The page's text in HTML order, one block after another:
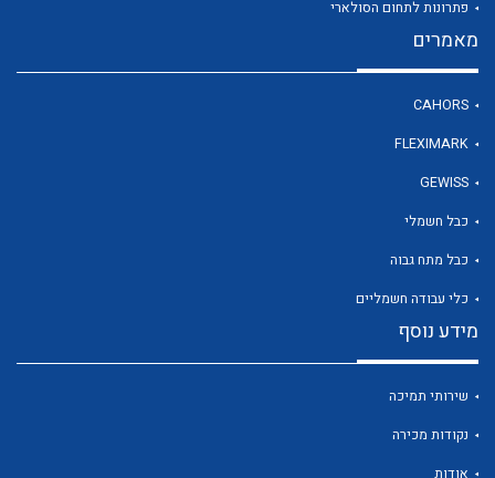
לכל מוצרי היצרן
פתרונות לתחום הסולארי
מאמרים
CAHORS
FLEXIMARK
GEWISS
כבל חשמלי
כבל מתח גבוה
כלי עבודה חשמליים
מידע נוסף
שירותי תמיכה
נקודות מכירה
אודות